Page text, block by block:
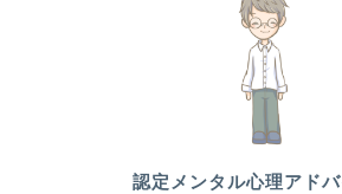
認定メンタル心理アド